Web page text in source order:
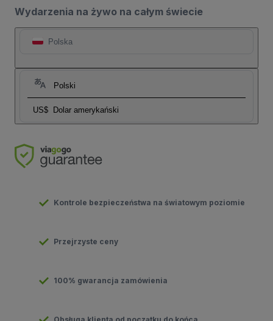
Wydarzenia na żywo na całym świecie
Polska
Polski
US$ Dolar amerykański
Kontrole bezpieczeństwa na światowym poziomie
Przejrzyste ceny
100% gwarancja zamówienia